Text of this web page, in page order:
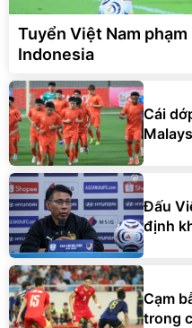
Tuyển Việt Nam
Indonesia
Cái
Đấu
định
Cạm
trong